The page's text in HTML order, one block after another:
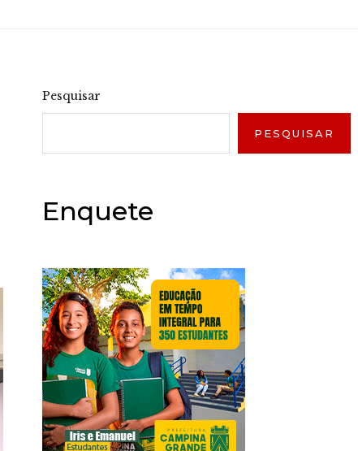
Pesquisar
PESQUISAR
Enquete